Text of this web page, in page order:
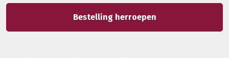
Bestelling herroepen